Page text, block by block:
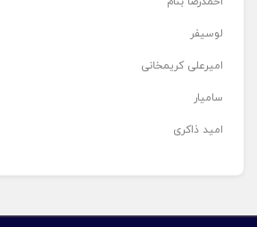
لوسیفر
امیرعلی کریمخانی
سامیار
امید ذاکری